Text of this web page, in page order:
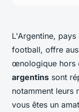
L'Argentine,
football, offre
œnologique hors
argentins sont
notamment leurs
vous êtes un